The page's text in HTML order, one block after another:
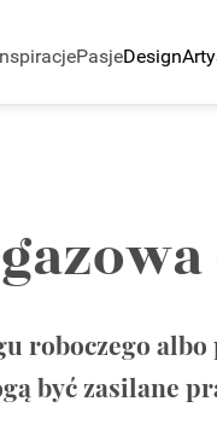
PasjeDesign
roboczego
być zasilane